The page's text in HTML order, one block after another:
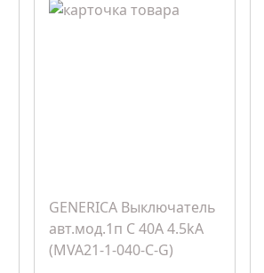
GENERICA Выключатель
авт.мод.1п C 40A 4.5kA
(MVA21-1-040-C-G)